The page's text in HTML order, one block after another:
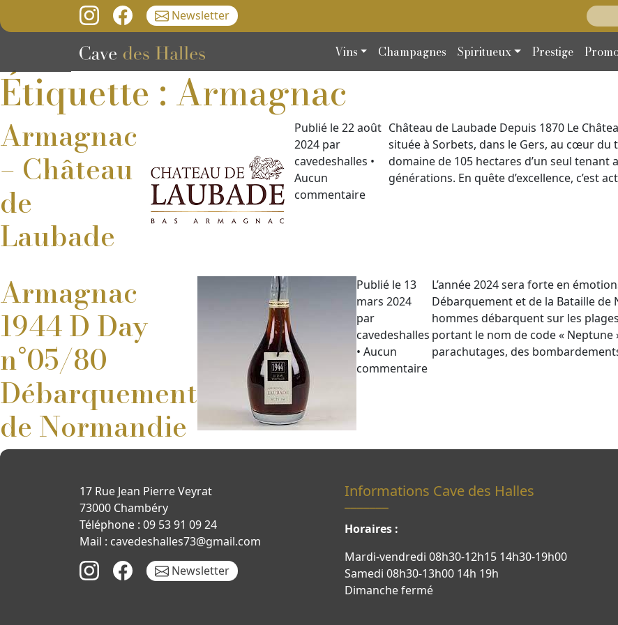
Newsletter
Vins Champagnes Spiritueux Prestige
Étiquette : Armagnac
Armagnac
– Château
de
Laubade
Publié le 22 août
2024 par
cavedeshalles •
Aucun
commentaire
Château de Laubade Depuis 1870 Le
située à Sorbets, dans le Gers, au cœur du
domaine de 105 hectares d’un seul
générations. En quête d’excellence, c’est
Armagnac
1944 D Day
n°05/80
Débarquement
de Normandie
Publié le 13
mars 2024
par
cavedeshalles
• Aucun
commentaire
L’année 2024 sera forte en
Débarquement et de la Bataille de
hommes débarquent sur les
portant le nom de code «
parachutages, des
17 Rue Jean Pierre Veyrat
73000 Chambéry
Téléphone : 09 53 91 09 24
Mail : cavedeshalles73@gmail.com
Newsletter
Informations Cave des Halles
Horaires :
Mardi-vendredi 08h30-12h15 14h30-19h00
Samedi 08h30-13h00 14h 19h
Dimanche fermé